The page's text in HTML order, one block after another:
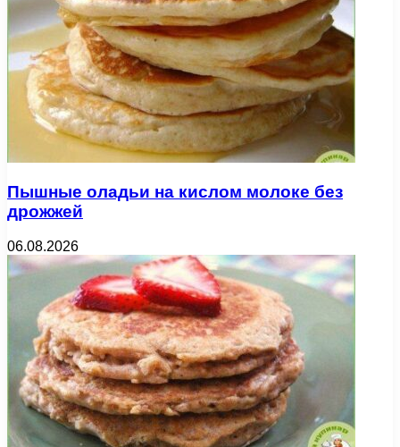
Пышные оладьи на кислом молоке без
дрожжей
06.08.2026